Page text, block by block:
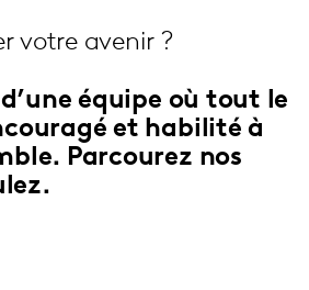
votre avenir ?
équipe où tout le
et habilité à
Parcourez nos